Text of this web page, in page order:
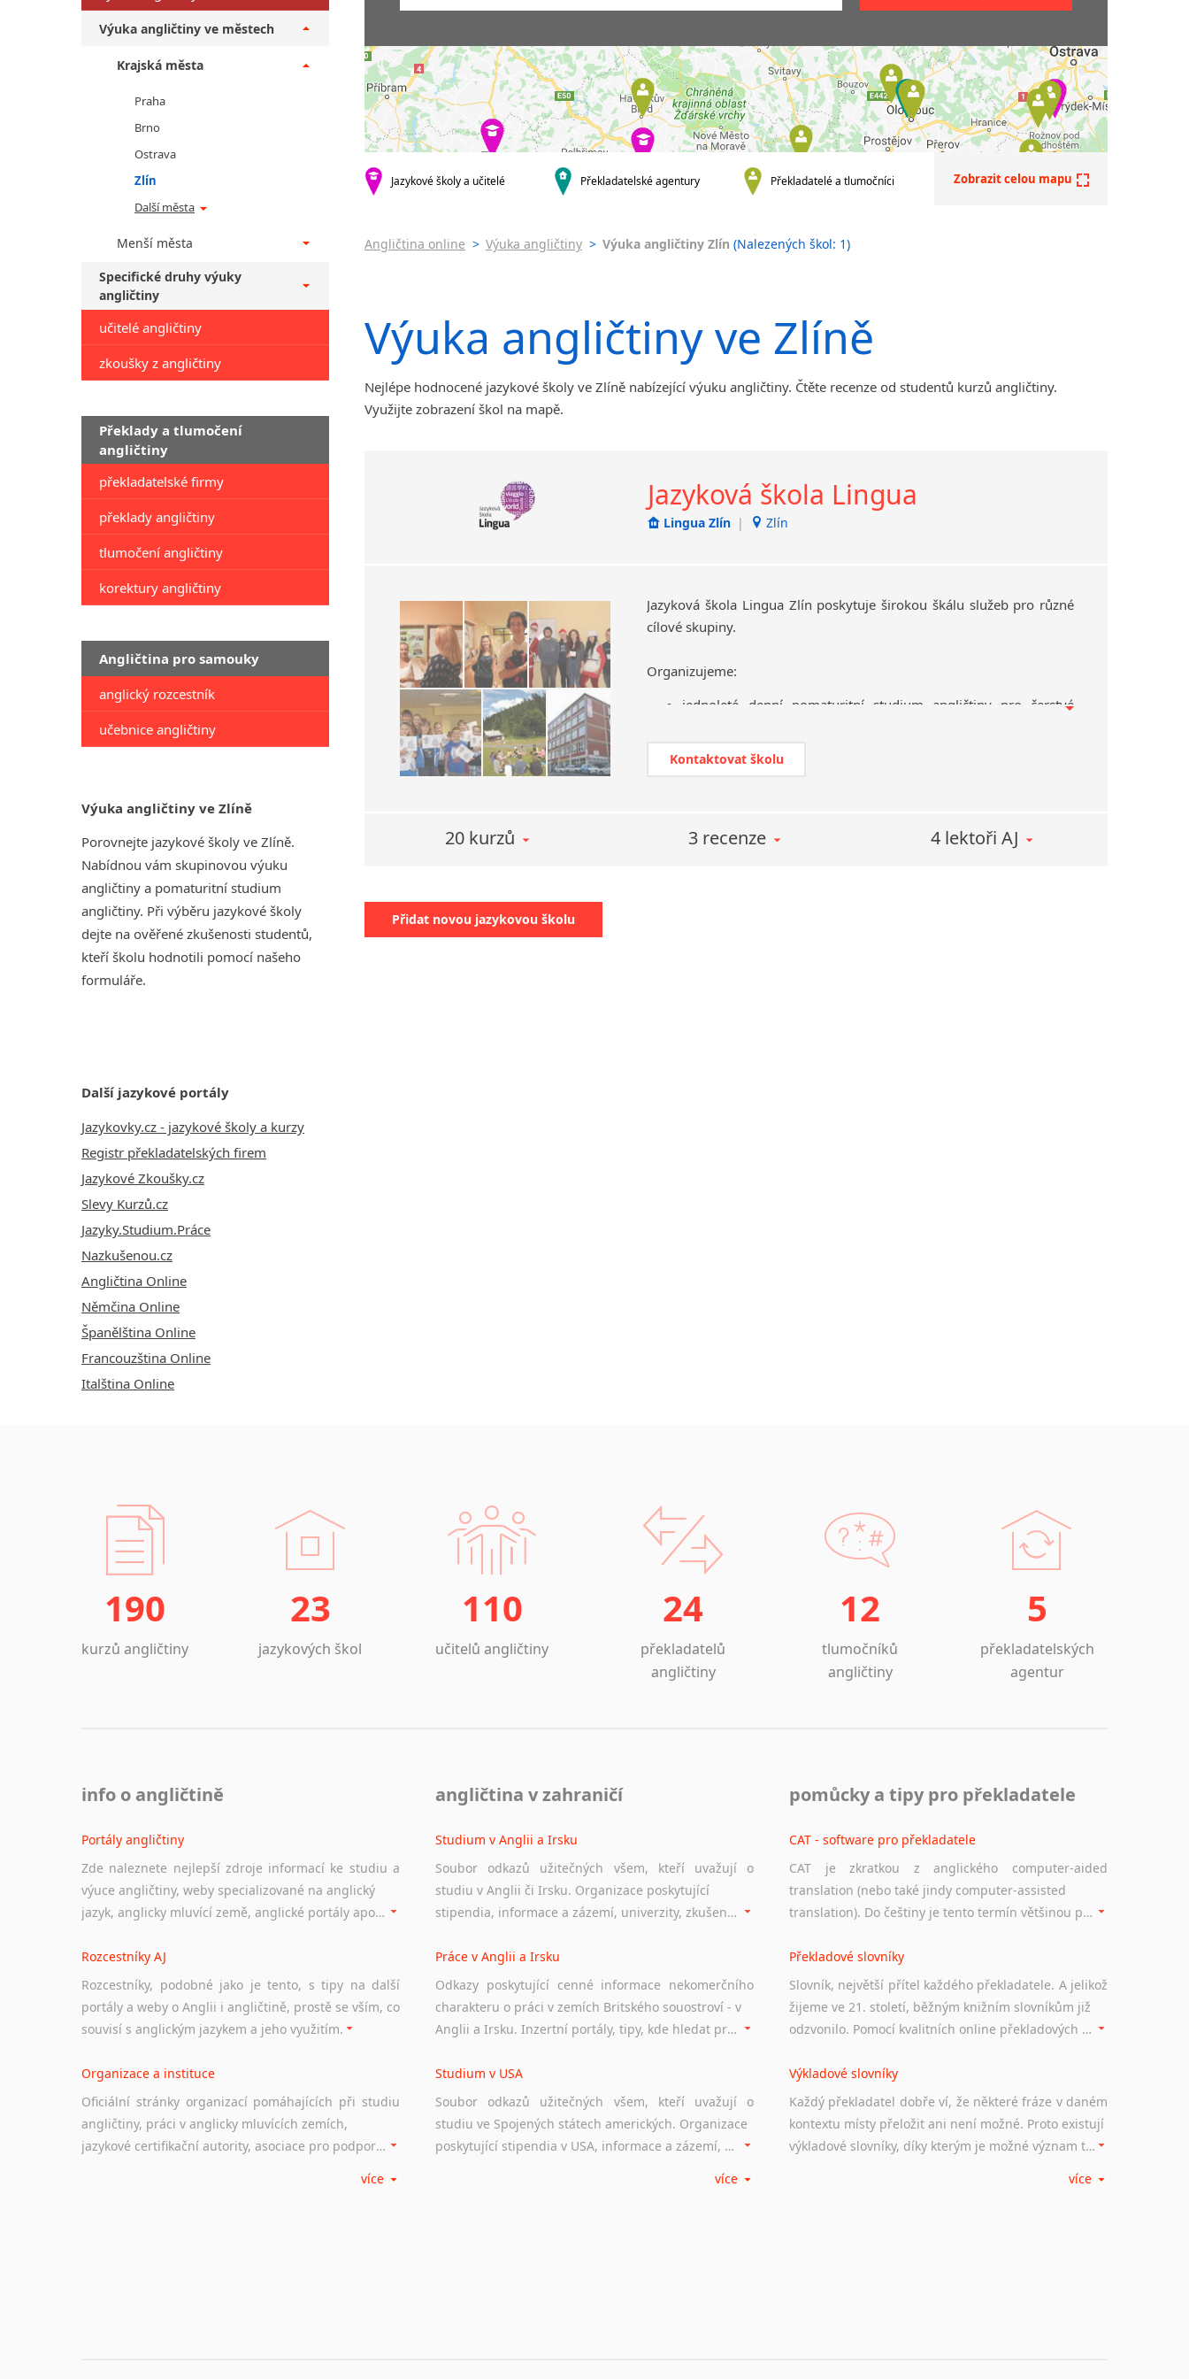
Výuka angličtiny ve městech
Krajská města
Praha
Brno
Ostrava
Zlín
Další města
Menší města
Specifické druhy výuky
angličtiny
učitelé angličtiny
zkoušky z angličtiny
Překlady a tlumočení
angličtiny
překladatelské firmy
překlady angličtiny
tlumočení angličtiny
korektury angličtiny
Angličtina pro samouky
anglický rozcestník
učebnice angličtiny
Výuka angličtiny ve Zlíně
Porovnejte jazykové školy ve Zlíně.
Nabídnou vám skupinovou výuku
angličtiny a pomaturitní studium
angličtiny. Při výběru jazykové školy
dejte na ověřené zkušenosti studentů,
kteří školu hodnotili pomocí našeho
formuláře.
Další jazykové portály
Jazykovky.cz - jazykové školy a kurzy
Registr překladatelských firem
Jazykové Zkoušky.cz
Slevy Kurzů.cz
Jazyky.Studium.Práce
Nazkušenou.cz
Angličtina Online
Němčina Online
Španělština Online
Francouzština Online
Italština Online
Praha 2
Praha 4
Praha 5
Praha 6
Praha 10
Brno
Plzeň
České Budějovice
Pardubice
Karlovy Vary
Jihlava
Most
Prostějov
Sedlčany
Tišnov
Vysoká nad Labem
angličtiny
Firemní výuka angličtiny
Online výuka angličtiny
Výuka angličtiny online na
PC
Výuka angličtiny přes
JŠ nabízející intenzivní
angličtiny
Intenzivní výuka angličtiny
Jazykové školy a učitelé Překladatelské agentury Překladatelé a tlumočníci Zobrazit celou mapu
Angličtina online > Výuka angličtiny > Výuka angličtiny Zlín (Nalezených škol: 1)
Výuka angličtiny ve Zlíně
Nejlépe hodnocené jazykové školy ve Zlíně nabízející výuku angličtiny. Čtěte recenze od studentů kurzů angličtiny.
Využijte zobrazení škol na mapě.
Jazyková škola Lingua
Lingua Zlín | Zlín
Jazyková škola Lingua Zlín poskytuje širokou škálu služeb pro různé
cílové skupiny.
Organizujeme:
jednoleté denní pomaturitní studium angličtiny pro čerstvé
docházkové kurzy pro veřejnost
Zajišťujeme také:
Kontaktovat školu
20 kurzů 3 recenze 4 lektoři AJ
Přidat novou jazykovou školu
190
kurzů angličtiny
23
jazykových škol
110
učitelů angličtiny
24
překladatelů
angličtiny
12
tlumočníků
angličtiny
5
překladatelských
agentur
info o angličtině
Portály angličtiny
Zde naleznete nejlepší zdroje informací ke studiu a
výuce angličtiny, weby specializované na anglický
jazyk, anglicky mluvící země, anglické portály apod. Rubrika obsahuje zejména komplexní a maximálně kvalitní stránky využitelné ke studiu angličtiny.
Rozcestníky AJ
Rozcestníky, podobné jako je tento, s tipy na další
portály a weby o Anglii i angličtině, prostě se vším, co
souvisí s anglickým jazykem a jeho využitím.
Organizace a instituce
Oficiální stránky organizací pomáhajících při studiu
angličtiny, práci v anglicky mluvících zemích,
jazykové certifikační autority, asociace pro podporu jazykového vzdělávání ad.
více
angličtina v zahraničí
Studium v Anglii a Irsku
Soubor odkazů užitečných všem, kteří uvažují o
studiu v Anglii či Irsku. Organizace poskytující
stipendia, informace a zázemí, univerzity, zkušenosti studentů.
Práce v Anglii a Irsku
Odkazy poskytující cenné informace nekomerčního
charakteru o práci v zemích Britského souostroví - v
Anglii a Irsku. Inzertní portály, tipy, kde hledat práci na internetu případně osobní zkušenosti ostatních.
Studium v USA
Soubor odkazů užitečných všem, kteří uvažují o
studiu ve Spojených státech amerických. Organizace
poskytující stipendia v USA, informace a zázemí, univerzity i zkušenosti studentů.
více
pomůcky a tipy pro překladatele
CAT - software pro překladatele
CAT je zkratkou z anglického computer-aided
translation (nebo také jindy computer-assisted
translation). Do češtiny je tento termín většinou překládán jako počítačem podporovaný překlad či překlad podporovaný počítačem. Nástroje CAT ukládají překládané fráze a při dalším překladu vám je automaticky nabízejí, takže se již nemusíte zdržovat s jejich dalším překládáním.
Překladové slovníky
Slovník, největší přítel každého překladatele. A jelikož
žijeme ve 21. století, běžným knižním slovníkům již
odzvonilo. Pomocí kvalitních online překladových slovníků již nemusíte únavně listovat alfabetickým schématem uspořádání, stačí napsat vstupní frázi a dřív, než řeknete švec, vyskočí vám hledaný výraz.
Výkladové slovníky
Každý překladatel dobře ví, že některé fráze v daném
kontextu místy přeložit ani není možné. Proto existují
výkladové slovníky, díky kterým je možné význam takovýchto frází rozklíčovat.
více